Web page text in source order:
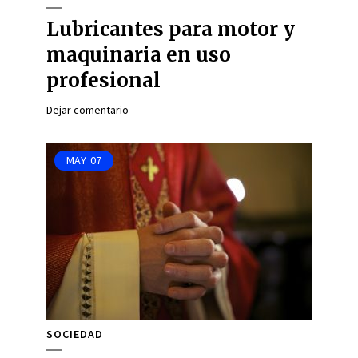
Lubricantes para motor y
maquinaria en uso
profesional
Dejar comentario
MAY 07
SOCIEDAD